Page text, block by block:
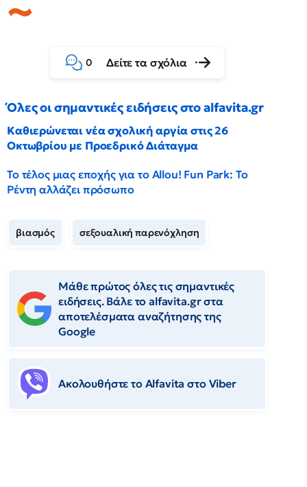
0 Δείτε τα σχόλια
Όλες οι σημαντικές ειδήσεις στο alfavita.gr
Καθιερώνεται νέα σχολική αργία στις 26
Οκτωβρίου με Προεδρικό Διάταγμα
Το τέλος μιας εποχής για το Allou! Fun Park: Το
Ρέντη αλλάζει πρόσωπο
βιασμός σεξουαλική παρενόχληση
Μάθε πρώτος όλες τις σημαντικές
ειδήσεις. Βάλε το alfavita.gr στα
αποτελέσματα αναζήτησης της
Google
Ακολουθήστε το Αlfavita στο Viber